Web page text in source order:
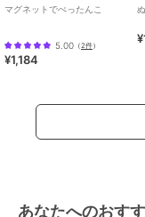
マグネットでぺったんこ
5.00 （2件）
¥1,184
あなたへのおす